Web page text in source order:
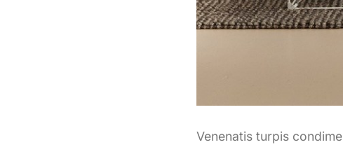
Venenatis turpis